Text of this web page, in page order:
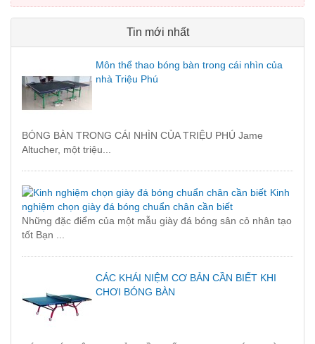
Tin mới nhất
Môn thể thao bóng bàn trong cái nhìn của
nhà Triệu Phú
BÓNG BÀN TRONG CÁI NHÌN CỦA TRIỆU PHÚ Jame
Altucher, một triệu...
Kinh
nghiệm chọn giày đá bóng chuẩn chân cần biết
Những đặc điểm của một mẫu giày đá bóng sân cỏ nhân tạo
tốt Bạn ...
CÁC KHÁI NIỆM CƠ BẢN CẦN BIẾT KHI
CHƠI BÓNG BÀN